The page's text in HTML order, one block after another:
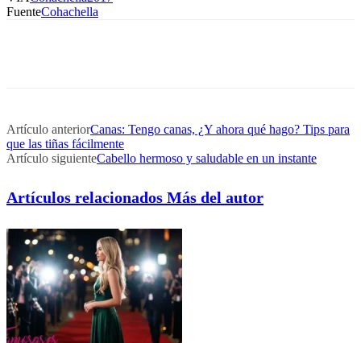
FuenteCohachella
Artículo anteriorCanas: Tengo canas, ¿Y ahora qué hago? Tips para
que las tiñas fácilmente
Artículo siguienteCabello hermoso y saludable en un instante
Artículos relacionados Más del autor